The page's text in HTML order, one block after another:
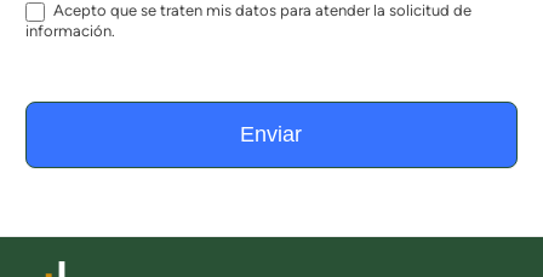
Acepto que se traten mis datos para atender la solicitud de
información.
Enviar